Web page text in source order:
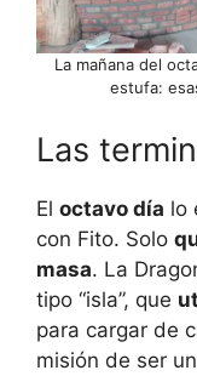
La mañana del
estufa:
Las
El octavo día lo
con Fito. Solo
masa. La
tipo “isla”, que
para cargar de
misión de ser